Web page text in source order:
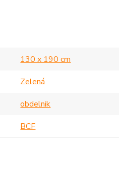
130 x 190 cm
Zelená
obdelnik
BCF